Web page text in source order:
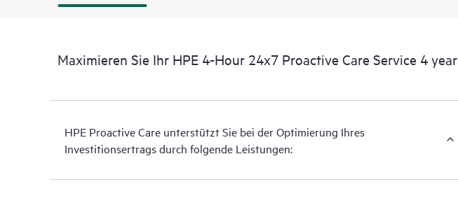
Maximieren Sie Ihr HPE 4-Hour 24x7 Proactive Care Service 4 year
HPE Proactive Care unterstützt Sie bei der Optimierung Ihres
Investitionsertrags durch folgende Leistungen: